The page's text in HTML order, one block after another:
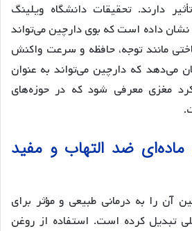
دارند. تحقیقات دانشگاه ویلینگ
داده است که بوی دارچین می‌تواند
مانند توجه، حافظه و سرعت واکنش
می‌دهد که دارچین می‌تواند به عنوان
مغزی معرفی شود که در حوزه‌های
ماده‌ای ضد التهاب و مفید
آن را به درمانی طبیعی و مؤثر برای
تبدیل کرده است. استفاده از روغن